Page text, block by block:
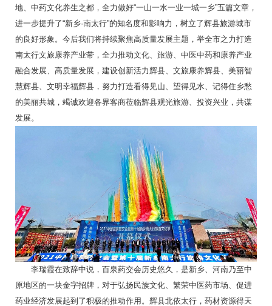
地、中药文化养生之都，全力做好“一山一水一业一城一乡”五篇文章，
进一步提升了“新乡·南太行”的知名度和影响力，树立了辉县旅游城市
的良好形象。今后我们将持续聚焦高质量发展主题，举全市之力打造
南太行文旅康养产业带，全力推动文化、旅游、中医中药和康养产业
融合发展、高质量发展，建设创新活力辉县、文旅康养辉县、美丽智
慧辉县、文明幸福辉县，努力打造看得见山、望得见水、记得住乡愁
的美丽共城，竭诚欢迎各界客商莅临辉县观光旅游、投资兴业，共谋
发展。
李瑞霞在致辞中说，百泉药交会历史悠久，是新乡、河南乃至中
原地区的一块金字招牌，对于弘扬民族文化、繁荣中医药市场、促进
药业经济发展起到了积极的推动作用。辉县北依太行，药材资源得天